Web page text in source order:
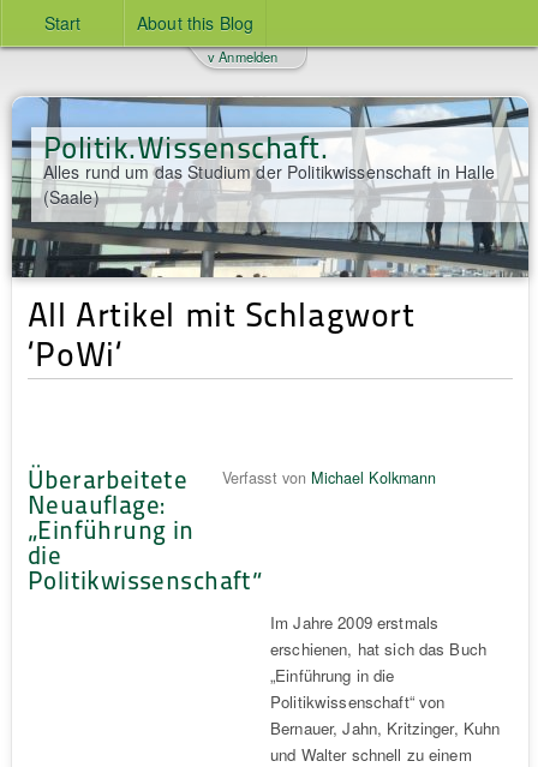
Start About this Blog
Politik.Wissenschaft.
Alles rund um das Studium der Politikwissenschaft in Halle
(Saale)
v Anmelden
All Artikel mit Schlagwort
‘PoWi‘
Überarbeitete
Neuauflage:
„Einführung in
die
Politikwissenschaft“
Verfasst von Michael Kolkmann
Im Jahre 2009 erstmals
erschienen, hat sich das Buch
„Einführung in die
Politikwissenschaft“ von
Bernauer, Jahn, Kritzinger, Kuhn
und Walter schnell zu einem